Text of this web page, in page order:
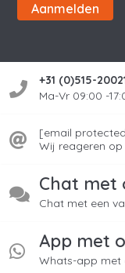
Aanmelden
+31 (0)515-
Ma-Vr 09:00 -
[email
Wij reageren op
Chat met
Chat met een
App met
Whats-app met